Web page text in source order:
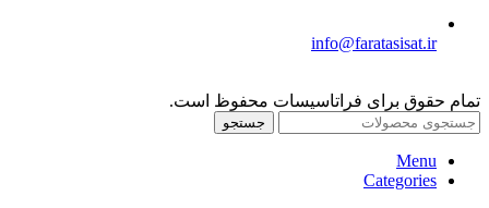
info@faratasisat.ir
تمام حقوق برای فراتاسیسات محفوظ است.
جستجو
Menu
Categories